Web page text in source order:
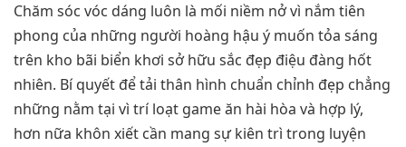
Chăm sóc vóc dáng luôn là mối niềm nở vì nắm tiên
phong của những người hoàng hậu ý muốn tỏa sáng
trên kho bãi biển khơi sở hữu sắc đẹp điệu đàng hốt
nhiên. Bí quyết để tải thân hình chuẩn chỉnh đẹp chẳng
những nằm tại vì trí loạt game ăn hài hòa và hợp lý,
hơn nữa khôn xiết cần mang sự kiên trì trong luyện